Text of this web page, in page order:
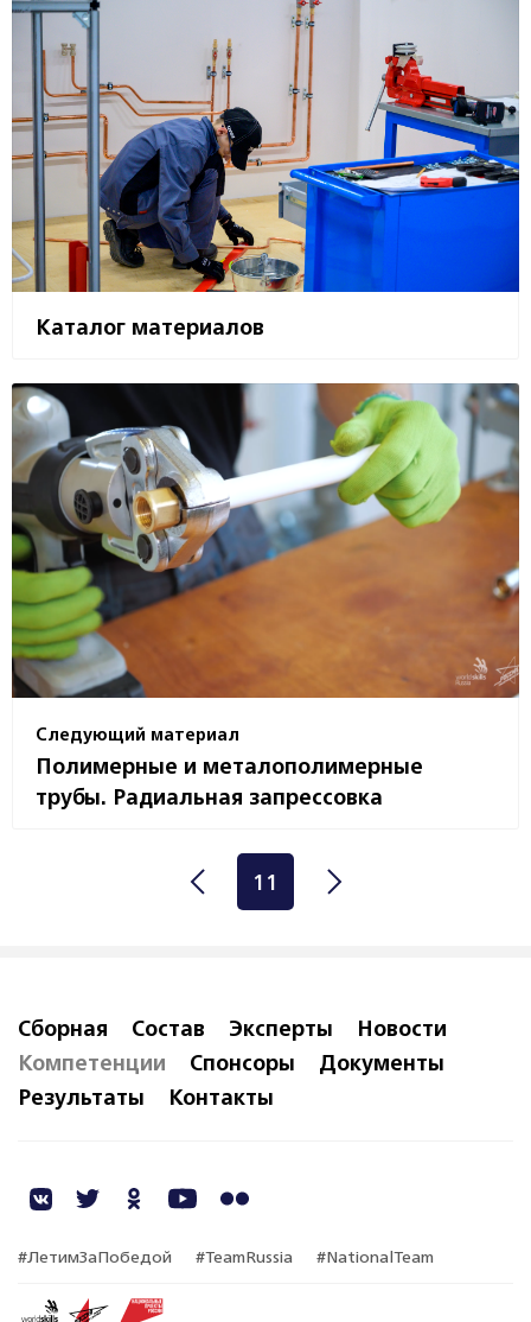
Каталог материалов
Следующий материал
Полимерные и металополимерные
трубы. Радиальная запрессовка
11
Сборная Состав Эксперты
Новости
Компетенции
Спонсоры
Документы
Результаты
Контакты
#ЛетимЗаПобедой #TeamRussia #NationalTeam